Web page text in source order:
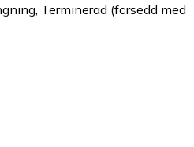
Terminerad (försedd med